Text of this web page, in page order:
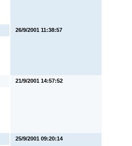
26/9/2001 11:38:57
21/9/2001 14:57:52
25/9/2001 09:20:14